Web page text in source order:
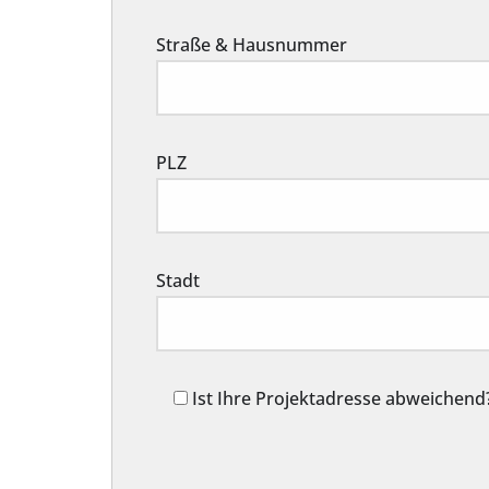
Straße & Hausnummer
PLZ
Stadt
Ist Ihre Projektadresse